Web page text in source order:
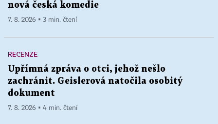
nová česká komedie
7. 8. 2026 ▪ 3 min. čtení
RECENZE
Upřímná zpráva o otci, jehož nešlo
zachránit. Geislerová natočila osobitý
dokument
7. 8. 2026 ▪ 4 min. čtení